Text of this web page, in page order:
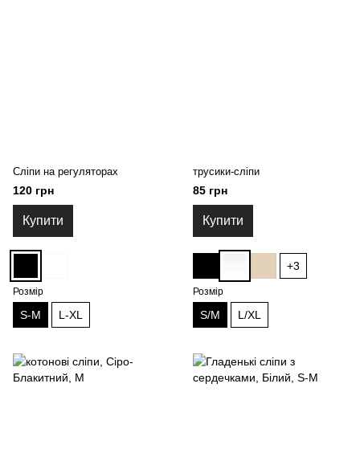
Сліпи на регуляторах
120 грн
Купити
Розмір
S-M L-XL
трусики-сліпи
85 грн
Купити
+3
Розмір
S/M L/XL